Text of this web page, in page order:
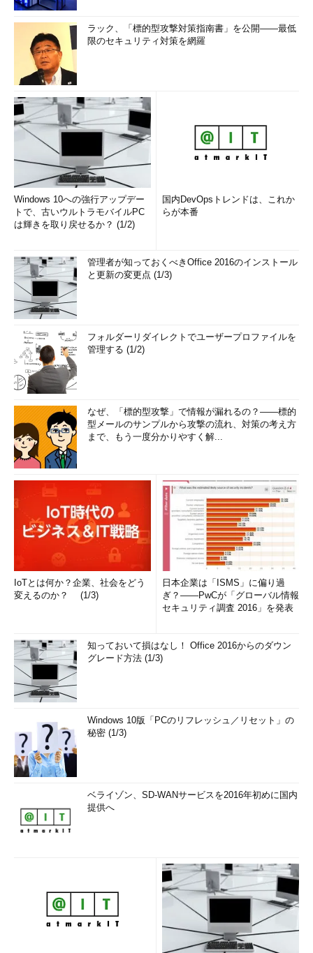
ラック、「標的型攻撃対策指南書」を公開――最低
限のセキュリティ対策を網羅
Windows 10への強行アップデー
トで、古いウルトラモバイルPC
は輝きを取り戻せるか？ (1/2)
国内DevOpsトレンドは、これか
らが本番
管理者が知っておくべきOffice 2016のインストール
と更新の変更点 (1/3)
フォルダーリダイレクトでユーザープロファイルを
管理する (1/2)
なぜ、「標的型攻撃」で情報が漏れるの？――標的
型メールのサンプルから攻撃の流れ、対策の考え方
まで、もう一度分かりやすく解...
IoTとは何か？企業、社会をどう
変えるのか？ (1/3)
日本企業は「ISMS」に偏り過
ぎ？――PwCが「グローバル情報
セキュリティ調査 2016」を発表
知っておいて損はなし！ Office 2016からのダウン
グレード方法 (1/3)
Windows 10版「PCのリフレッシュ／リセット」の
秘密 (1/3)
ベライゾン、SD-WANサービスを2016年初めに国内
提供へ